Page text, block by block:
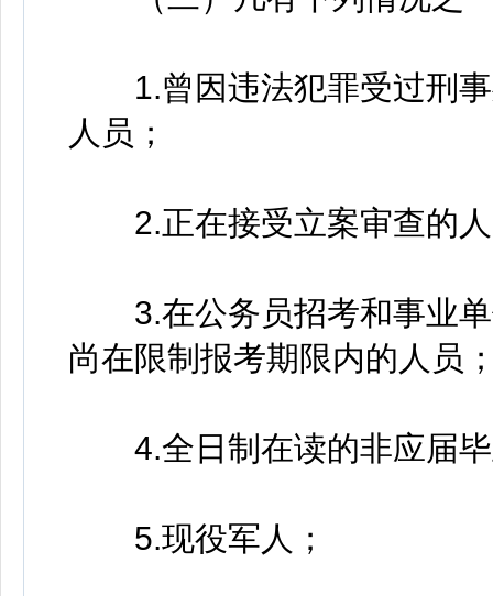
1.曾因违法犯罪受过刑事
人员；
2.正在接受立案审查的人
3.在公务员招考和事业单
尚在限制报考期限内的人员
4.全日制在读的非应届毕
5.现役军人；